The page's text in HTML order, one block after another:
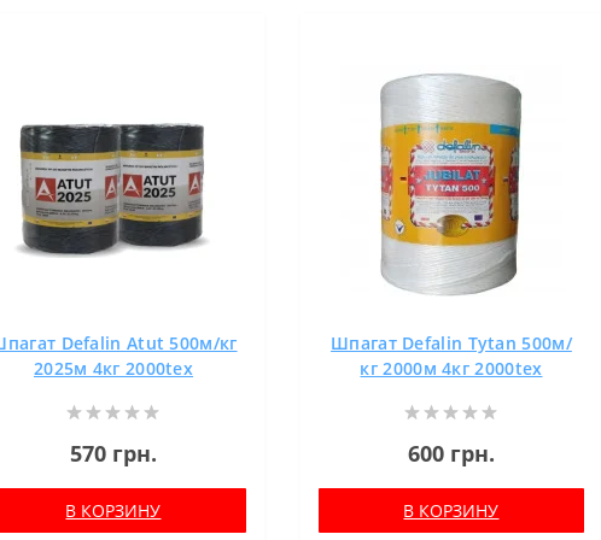
Defalin Atut 500м/кг
2025м 4кг 2000tex
570 грн.
В КОРЗИНУ
Шпагат Defalin Tytan 500м/
кг 2000м 4кг 2000tex
600 грн.
В КОРЗИНУ